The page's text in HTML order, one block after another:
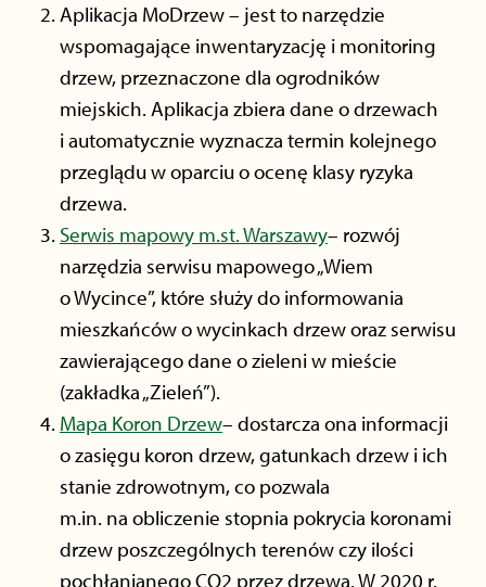
Aplikacja MoDrzew – jest to narzędzie
wspomagające inwentaryzację i monitoring
drzew, przeznaczone dla ogrodników
miejskich. Aplikacja zbiera dane o drzewach
i automatycznie wyznacza termin kolejnego
przeglądu w oparciu o ocenę klasy ryzyka
drzewa.
Serwis mapowy m.st. Warszawy– rozwój
narzędzia serwisu mapowego „Wiem
o Wycince”, które służy do informowania
mieszkańców o wycinkach drzew oraz serwisu
zawierającego dane o zieleni w mieście
(zakładka „Zieleń”).
Mapa Koron Drzew– dostarcza ona informacji
o zasięgu koron drzew, gatunkach drzew i ich
stanie zdrowotnym, co pozwala
m.in. na obliczenie stopnia pokrycia koronami
drzew poszczególnych terenów czy ilości
pochłanianego CO2 przez drzewa. W 2020 r.